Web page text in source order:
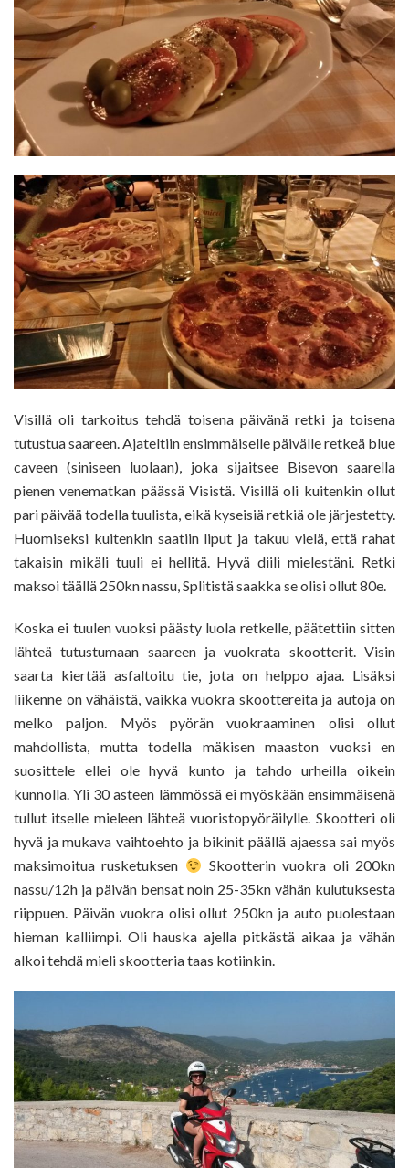
Visillä oli tarkoitus tehdä toisena päivänä retki ja toisena
tutustua saareen. Ajateltiin ensimmäiselle päivälle retkeä blue
caveen (siniseen luolaan), joka sijaitsee Bisevon saarella
pienen venematkan päässä Visistä. Visillä oli kuitenkin ollut
pari päivää todella tuulista, eikä kyseisiä retkiä ole järjestetty.
Huomiseksi kuitenkin saatiin liput ja takuu vielä, että rahat
takaisin mikäli tuuli ei hellitä. Hyvä diili mielestäni. Retki
maksoi täällä 250kn nassu, Splitistä saakka se olisi ollut 80e.
Koska ei tuulen vuoksi päästy luola retkelle, päätettiin sitten
lähteä tutustumaan saareen ja vuokrata skootterit. Visin
saarta kiertää asfaltoitu tie, jota on helppo ajaa. Lisäksi
liikenne on vähäistä, vaikka vuokra skoottereita ja autoja on
melko paljon. Myös pyörän vuokraaminen olisi ollut
mahdollista, mutta todella mäkisen maaston vuoksi en
suosittele ellei ole hyvä kunto ja tahdo urheilla oikein
kunnolla. Yli 30 asteen lämmössä ei myöskään ensimmäisenä
tullut itselle mieleen lähteä vuoristopyöräilylle. Skootteri oli
hyvä ja mukava vaihtoehto ja bikinit päällä ajaessa sai myös
maksimoitua rusketuksen
Skootterin vuokra oli 200kn
nassu/12h ja päivän bensat noin 25-35kn vähän kulutuksesta
riippuen. Päivän vuokra olisi ollut 250kn ja auto puolestaan
hieman kalliimpi. Oli hauska ajella pitkästä aikaa ja vähän
alkoi tehdä mieli skootteria taas kotiinkin.